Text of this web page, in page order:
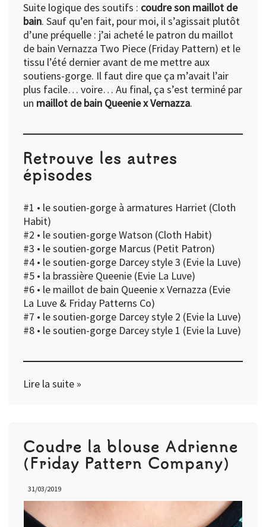
Suite logique des soutifs : coudre son maillot de
bain. Sauf qu’en fait, pour moi, il s’agissait plutôt
d’une préquelle : j’ai acheté le patron du maillot
de bain Vernazza Two Piece (Friday Pattern) et le
tissu l’été dernier avant de me mettre aux
soutiens-gorge. Il faut dire que ça m’avait l’air
plus facile… voire… Au final, ça s’est terminé par
un maillot de bain Queenie x Vernazza.
Retrouve les autres
épisodes
#1 • le soutien-gorge à armatures Harriet (Cloth
Habit)
#2 • le soutien-gorge Watson (Cloth Habit)
#3 • le soutien-gorge Marcus (Petit Patron)
#4 • le soutien-gorge Darcey style 3 (Evie la Luve)
#5 • la brassière Queenie (Evie La Luve)
#6 • le maillot de bain Queenie x Vernazza (Evie
La Luve & Friday Patterns Co)
#7 • le soutien-gorge Darcey style 2 (Evie la Luve)
#8 • le soutien-gorge Darcey style 1 (Evie la Luve)
Lire la suite »
Coudre la blouse Adrienne
(Friday Pattern Company)
31/03/2019